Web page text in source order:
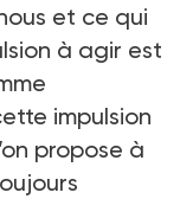
et ce qui
à agir est
impulsion
propose à